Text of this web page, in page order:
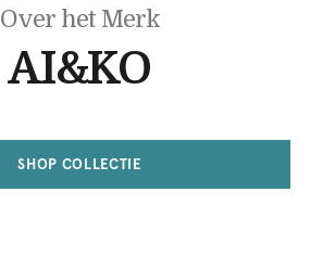
Over het Merk
AI&KO
SHOP COLLECTIE